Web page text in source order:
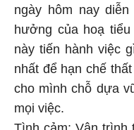
ngày hôm nay
hưởng của hoạ
này tiến hành việc
nhất để hạn chế
cho mình chỗ dựa
mọi việc.
Tình cảm: Vận trình